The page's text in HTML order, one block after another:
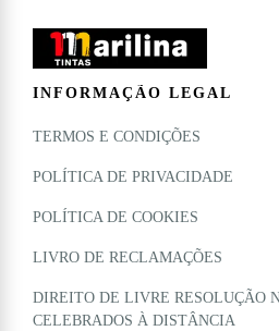
INFORMAÇÃO LEGAL
TERMOS E CONDIÇÕES
POLÍTICA DE PRIVACIDADE
POLÍTICA DE COOKIES
LIVRO DE RECLAMAÇÕES
DIREITO DE LIVRE RESOLUÇÃO
CELEBRADOS À DISTÂNCIA